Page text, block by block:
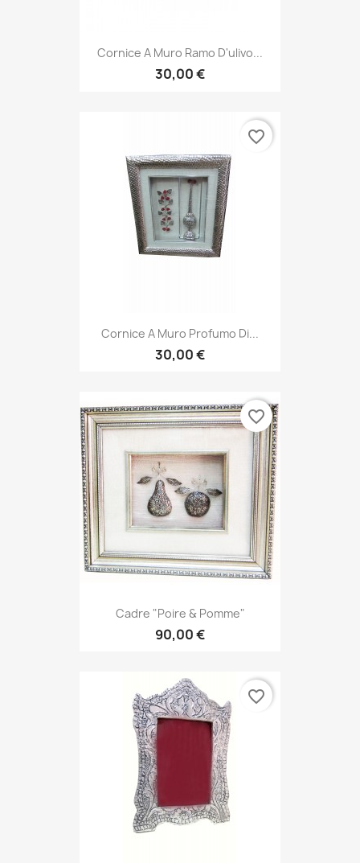
Cornice A Muro Ramo D'ulivo...
30,00 €
Cornice A Muro Profumo Di...
30,00 €
favorite_border
Cadre "Poire & Pomme"
90,00 €
favorite_border
favorite_border